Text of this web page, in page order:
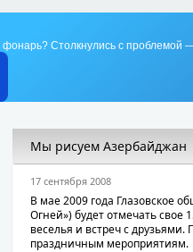
фонарь? Столкнулись с проблемой
Мы рисуем Азербайджан
17 сентября 2008
В мае 2009 года Глазовское
Огней») будет отмечать свое
веселья и встреч с друзьями.
праздничным мероприятиям.